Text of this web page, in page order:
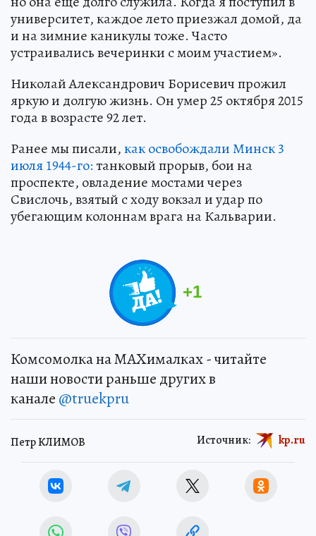
университет, каждое лето приезжал домой, да
и на зимние каникулы тоже. Часто
устраивались вечеринки с моим участием».
Николай Александрович Борисевич прожил
яркую и долгую жизнь. Он умер 25 октября 2015
года в возрасте 92 лет.
Ранее мы писали,как освобождали Минск 3
июля 1944-го:танковый прорыв, бои на
проспекте, овладение мостами через
Свислочь, взятый с ходу вокзал и удар по
убегающим колоннам врага на Кальварии.
+1
Комсомолка на MAXималках - читайте
наши новости раньше других в
канале @truekpru
Петр КЛИМОВ Источник: kp.ru